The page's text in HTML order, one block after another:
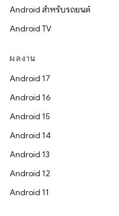
Android สำหรับรถยนต์
Android TV
ผลงาน
Android 17
Android 16
Android 15
Android 14
Android 13
Android 12
Android 11